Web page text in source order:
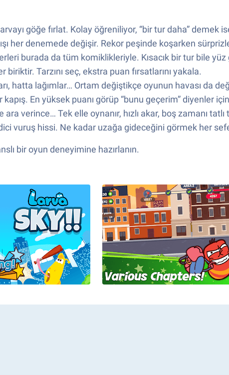
göğe fırlat. Kolay öğreniliyor, “bir tur daha” demek
her denemede değişir. Rekor peşinde koşarken
burada da tüm komiklikleriyle. Kısacık bir tur bile yüz
Tarzını seç, ekstra puan fırsatlarını yakala.
hatta lağımlar… Ortam değiştikçe oyunun havası da
En yüksek puanı görüp “bunu geçerim” diyenler
verince… Tek elle oynanır, hızlı akar, boş zamanı tatlı
vuruş hissi. Ne kadar uzağa gideceğini görmek her
bir oyun deneyimine hazırlanın.